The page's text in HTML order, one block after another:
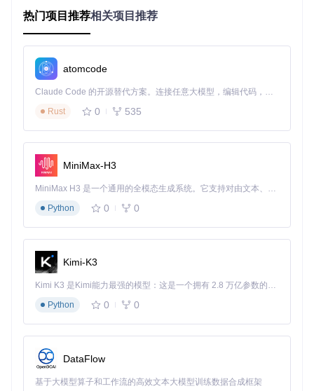
表"的组合模式，例如用植物细胞图标配合代谢通路示意图，
科研软件UI设计
在生命科学相关软件界面开发中，Machine_Learning分类的A
I相关图标可用于表示算法模块，Nucleic_acids系列则适合标
📥 资源获取：从零开始使用Bioicons
本地部署流程
获取完整图标库需先克隆项目仓库：
项目提供两种使用方式：直接访问static/icons目录获取原始SV
G文件，或通过npm安装依赖后启动本地预览服务。后者可通
设计工具集成
Bioicons提供专用Inkscape扩展插件，可直接在设计软件中调
用图标库。通过Extensions菜单激活插件后，输入关键词即可
搜索并插入所需图标。这种无缝集成的工作流，显著提升了科
热门项目推荐相关项目推荐
atomcode
Claude Code 的开源替代方案。连接任意大模型，编辑代码，运行命令，自动验证 — 全自动执行。用 Rust 构建，极致性能。 ｜ An open-source alternative to Claude Code. Connect any LLM, edit code, run commands, and verify changes — autonomously. Built in Rust for speed. Get Started
Rust
0 535
MiniMax-H3
MiniMax H3 是一个通用的全模态生成系统。它支持对由文本、图像、视频和音频组成的多模态上下文进行统一理解，并能生成分辨率高达 2K、时长可达 15 秒的带原生立体声音频的视频。得益于面向任务泛化的系统设计，H3 在预训练阶段就已具备广泛的多模态上下文理解与生成能力，能够出色地执行复杂的多模态指令。
Python
0 0
Kimi-K3
Kimi K3 是Kimi能力最强的模型：这是一个拥有 2.8 万亿参数的混合专家（MoE）模型，具备原生视觉理解能力，并支持 100 万 token 的上下文窗口。
Python
0 0
DataFlow
基于大模型算子和工作流的高效文本大模型训练数据合成框架